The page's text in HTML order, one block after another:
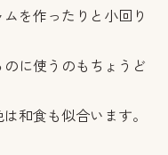
を作ったりと小回り
に使うのもちょうど
和食も似合います。